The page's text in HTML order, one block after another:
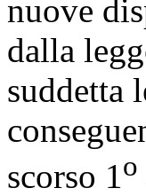
nuove
dalla
suddetta
scorso 1 o